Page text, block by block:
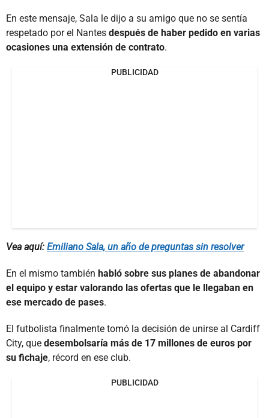
En este mensaje, Sala le dijo a su amigo que no se sentía
respetado por el Nantes después de haber pedido en varias
ocasiones una extensión de contrato.
PUBLICIDAD
Vea aquí: Emiliano Sala, un año de preguntas sin resolver
En el mismo también habló sobre sus planes de abandonar
el equipo y estar valorando las ofertas que le llegaban en
ese mercado de pases.
El futbolista finalmente tomó la decisión de unirse al Cardiff
City, que desembolsaría más de 17 millones de euros por
su fichaje, récord en ese club.
PUBLICIDAD